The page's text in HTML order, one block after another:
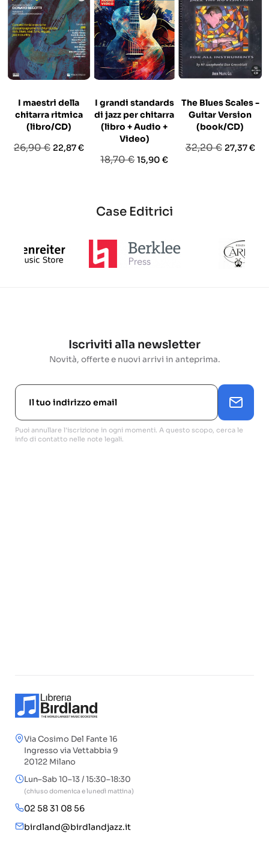
I maestri della
chitarra ritmica
(libro/CD)
Prezzo
26,90 € Prezzo
22,87 €
I grandi standards
di jazz per chitarra
(libro + Audio +
Video)
Prezzo
18,70 €Prezzo
15,90 €
The Blues Scales -
Guitar Version
(book/CD)
Prezzo
32,20 € Prezzo
27,37 €
Case Editrici
Iscriviti alla newsletter
Novità, offerte e nuovi arrivi in anteprima.
Puoi annullare l'iscrizione in ogni momenti. A questo scopo, cerca le
info di contatto nelle note legali.
Via Cosimo Del Fante 16
Ingresso via Vettabbia 9
20122 Milano
Lun–Sab 10–13 / 15:30–18:30
(chiuso domenica e lunedì mattina)
02 58 31 08 56
birdland@birdlandjazz.it